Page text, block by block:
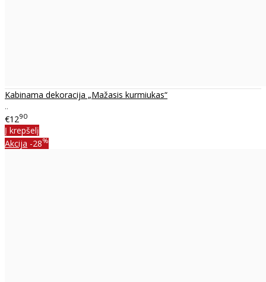
Kabinama dekoracija „Mažasis kurmiukas“
..
€1290
Į krepšelį
Akcija -28%